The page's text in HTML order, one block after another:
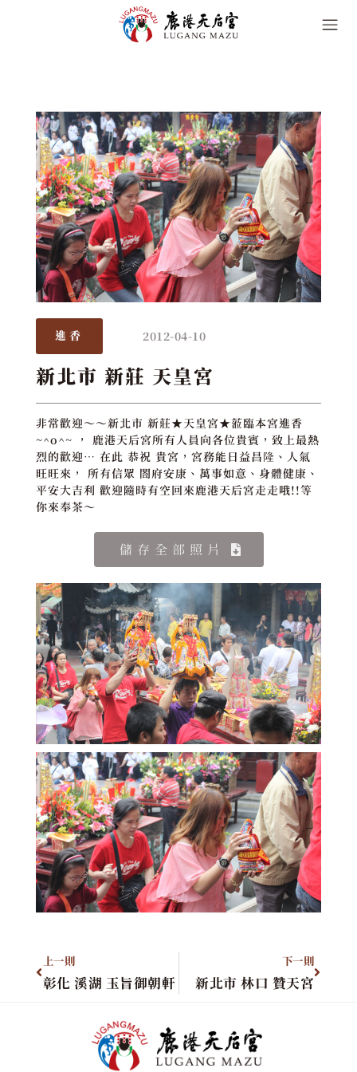
進香 2012-04-10
新北市 新莊 天皇宮
非常歡迎～～新北市 新莊★天皇宮★蒞臨本宮進香
~^o^~ ， 鹿港天后宮所有人員向各位貴賓，致上最熱
烈的歡迎… 在此 恭祝 貴宮，宮務能日益昌隆、人氣
旺旺來， 所有信眾 閤府安康、萬事如意、身體健康、
平安大吉利 歡迎隨時有空回來鹿港天后宮走走哦!!等
你來奉茶～
儲存全部照片
上一則
彰化 溪湖 玉旨御朝軒
下一則
新北市 林口 贊天宮